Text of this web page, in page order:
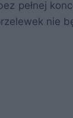
pełnej
nie